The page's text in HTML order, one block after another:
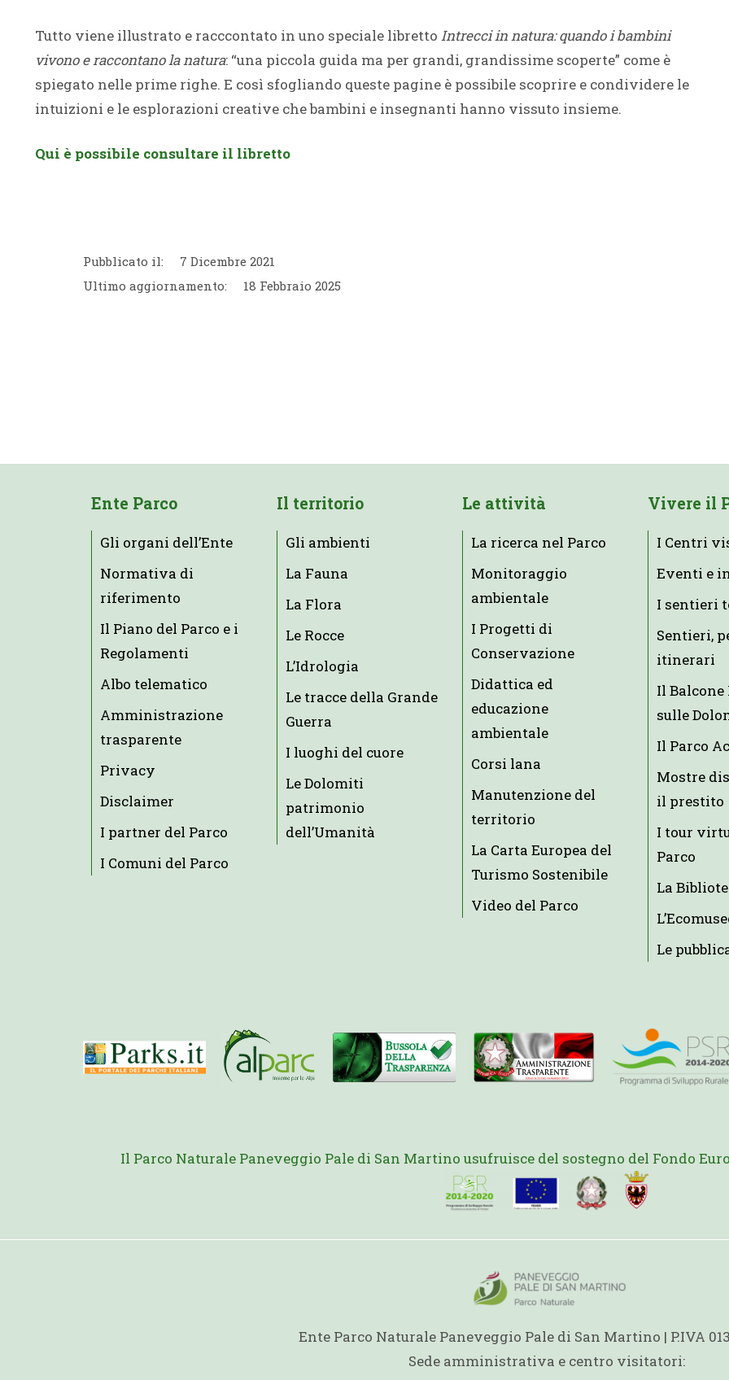
Tutto viene illustrato e racccontato in uno speciale libretto Intrecci in natura: quando i bambini
vivono e raccontano la natura: “una piccola guida ma per grandi, grandissime scoperte” come è
spiegato nelle prime righe. E così sfogliando queste pagine è possibile scoprire e condividere le
intuizioni e le esplorazioni creative che bambini e insegnanti hanno vissuto insieme.
Qui è possibile consultare il libretto
Pubblicato il:
7 Dicembre 2021
Ultimo aggiornamento:
18 Febbraio 2025
Ente Parco
Gli organi dell’Ente
Normativa di
riferimento
Il Piano del Parco e i
Regolamenti
Albo telematico
Amministrazione
trasparente
Privacy
Disclaimer
I partner del Parco
I Comuni del Parco
Il territorio
Gli ambienti
La Fauna
La Flora
Le Rocce
L’Idrologia
Le tracce della Grande
Guerra
I luoghi del cuore
Le Dolomiti
patrimonio
dell’Umanità
Le attività
La ricerca nel Parco
Monitoraggio
ambientale
I Progetti di
Conservazione
Didattica ed
educazione
ambientale
Corsi lana
Manutenzione del
territorio
La Carta Europea del
Turismo Sostenibile
Video del Parco
Vivere il
I Centri
Eventi e
I sentieri
Sentieri,
itinerari
Il
sulle
Il Parco
Mostre
il prestito
I tour
Parco
La
Le
Il Parco Naturale Paneveggio Pale di San Martino usufruisce del sostegno del Fondo
Ente Parco Naturale Paneveggio Pale di San Martino | P.IVA
Sede amministrativa e centro visitatori: